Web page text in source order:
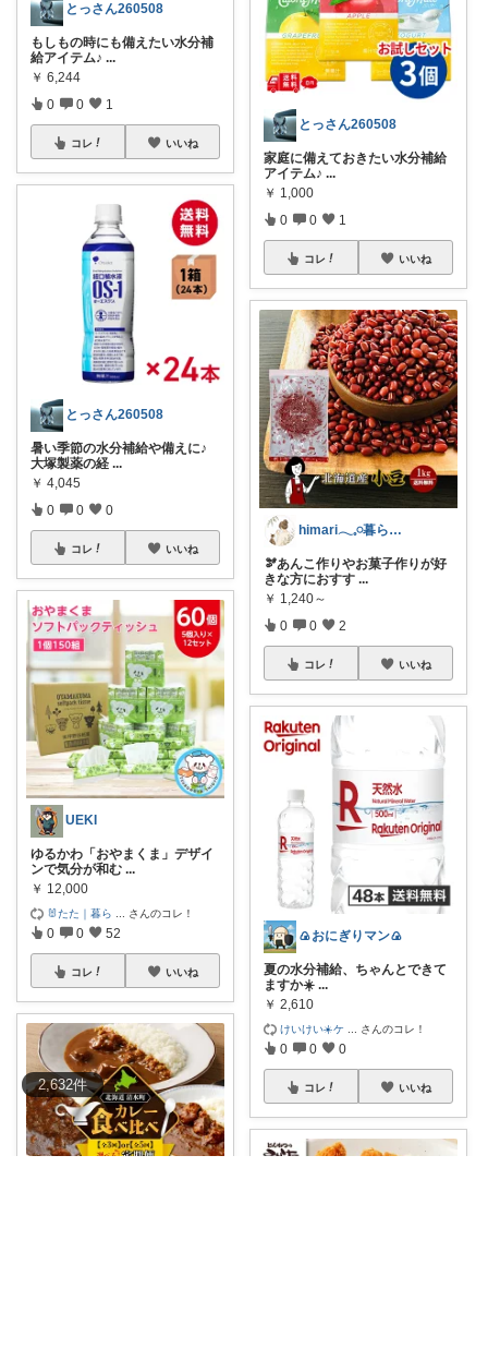
2,632件
とっさん260508
もしもの時にも備えたい水分補
給アイテム♪ ...
￥ 6,244
0 0 1
コレ いいね
とっさん260508
暑い季節の水分補給や備えに♪
大塚製薬の経 ...
￥ 4,045
0 0 0
コレ いいね
UEKI
ゆるかわ「おやまくま」デザイ
ンで気分が和む ...
￥ 12,000
🐰たた｜暮ら さんのコレ！
0 0 52
コレ いいね
とっさん260508
家庭に備えておきたい水分補給
アイテム♪ ...
￥ 1,000
0 0 1
コレ いいね
himari𓂃𓈒𓏸暮らしと健康
🫘あんこ作りやお菓子作りが好
きな方におすす ...
￥ 1,240～
0 0 2
コレ いいね
🍙おにぎりマン🍙
夏の水分補給、ちゃんとできて
ますか☀️ ...
￥ 2,610
けいけい☀️ケ さんのコレ！
0 0 0
コレ いいね